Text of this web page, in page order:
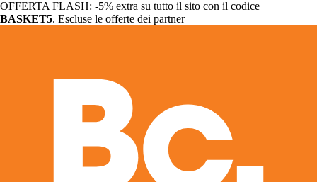
OFFERTA FLASH: -5% extra su tutto il sito con il codice
BASKET5. Escluse le offerte dei partner